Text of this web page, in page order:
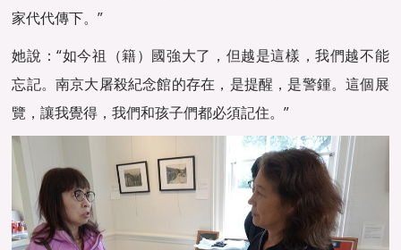
家代代傳下。”
她說：“如今祖（籍）國強大了，但越是這樣，我們越不能
忘記。南京大屠殺紀念館的存在，是提醒，是警鍾。這個展
覽，讓我覺得，我們和孩子們都必須記住。”